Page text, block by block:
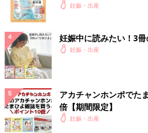
妊娠・出産
妊娠中に読みたい！3冊
妊娠・出産
アカチャンホンポでた
倍【期間限定】
妊娠・出産